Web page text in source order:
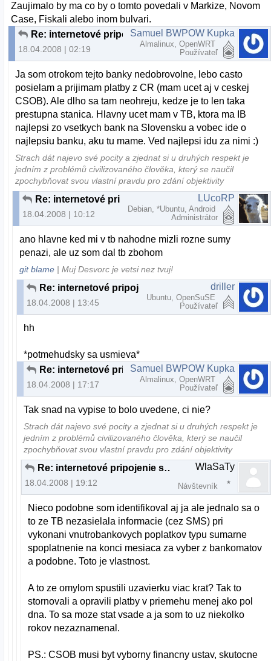
Zaujimalo by ma co by o tomto povedali v Markize, Novom
Case, Fiskali alebo inom bulvari.
Re: internetové pripojenie s bankou
18.04.2008 | 02:19
Samuel BWPOW Kupka
Almalinux, OpenWRT
Používateľ
Ja som otrokom tejto banky nedobrovolne, lebo casto
posielam a prijimam platby z CR (mam ucet aj v ceskej
CSOB). Ale dlho sa tam neohreju, kedze je to len taka
prestupna stanica. Hlavny ucet mam v TB, ktora ma IB
najlepsi zo vsetkych bank na Slovensku a vobec ide o
najlepsiu banku, aku tu mame. Ved najlepsi idu za nimi :)
Strach dát najevo své pocity a zjednat si u druhých respekt je
jedním z problémů civilizovaného člověka, který se naučil
zpochybňovat svou vlastní pravdu pro zdání objektivity
18.04.2008 | 10:12
LUcoRP
Debian, *Ubuntu, Android
Administrátor
ano hlavne ked mi v tb nahodne mizli rozne sumy
penazi, ale uz som dal tb zbohom
git blame | Muj Desvorc je vetsi nez tvuj!
18.04.2008 | 13:45
driller
Ubuntu, OpenSuSE
Používateľ
hh
*potmehudsky sa usmieva*
Re: internetové pripojenie s bankou
18.04.2008 | 17:17
Samuel BWPOW Kupka
Almalinux, OpenWRT
Používateľ
Tak snad na vypise to bolo uvedene, ci nie?
Strach dát najevo své pocity a zjednat si u druhých respekt je
jedním z problémů civilizovaného člověka, který se naučil
zpochybňovat svou vlastní pravdu pro zdání objektivity
Re: internetové pripojenie s bankou
18.04.2008 | 19:12
WlaSaTy
Návštevník
Nieco podobne som identifikoval aj ja ale jednalo sa o
to ze TB nezasielala informacie (cez SMS) pri
vykonani vnutrobankovych poplatkov typu sumarne
spoplatnenie na konci mesiaca za vyber z bankomatov
a podobne. Toto je vlastnost.
A to ze omylom spustili uzavierku viac krat? Tak to
stornovali a opravili platby v priemehu menej ako pol
dna. To sa moze stat vsade a ja som to uz niekolko
rokov nezaznamenal.
PS.: CSOB musi byt vyborny financny ustav, skutocne